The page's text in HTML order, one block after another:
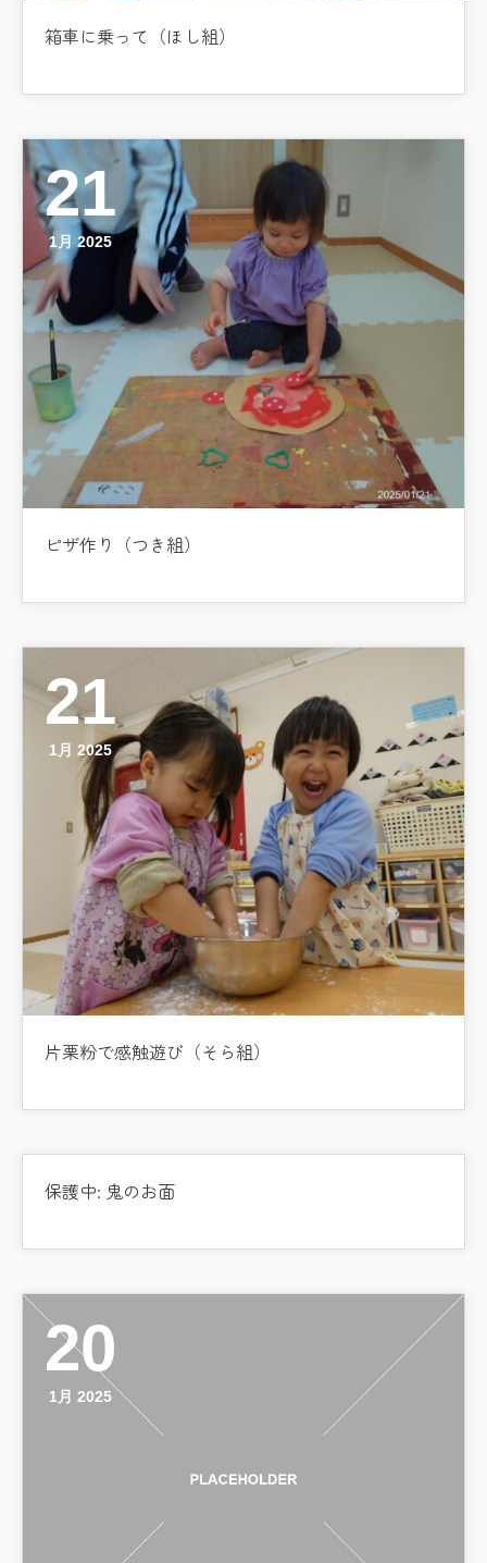
箱車に乗って（ほし組）
21
1月 2025
ピザ作り（つき組）
21
1月 2025
片栗粉で感触遊び（そら組）
保護中: 鬼のお面
20
1月 2025